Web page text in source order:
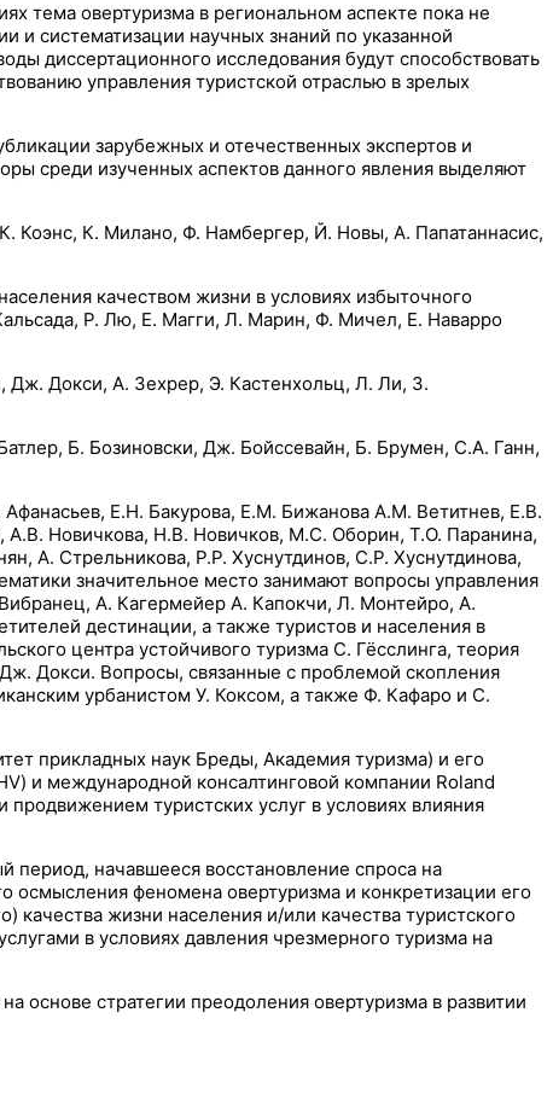
тема овертуризма в региональном аспекте пока не
и систематизации научных знаний по указанной
диссертационного исследования будут способствовать
управления туристской отраслью в зрелых
зарубежных и отечественных экспертов и
среди изученных аспектов данного явления выделяют
Коэнс, К. Милано, Ф. Намбергер, Й. Новы, А. Папатаннасис,
качеством жизни в условиях избыточного
Р. Лю, Е. Магги, Л. Марин, Ф. Мичел, Е. Наварро
Дж. Докси, А. Зехрер, Э. Кастенхольц, Л. Ли, З.
Б. Бозиновски, Дж. Бойссевайн, Б. Брумен, С.А. Ганн,
Е.Н. Бакурова, Е.М. Бижанова А.М. Ветитнев, Е.В.
Новичкова, Н.В. Новичков, М.С. Оборин, Т.О. Паранина,
А. Стрельникова, Р.Р. Хуснутдинов, С.Р. Хуснутдинова,
значительное место занимают вопросы управления
А. Кагермейер А. Капокчи, Л. Монтейро, A.
дестинации, а также туристов и населения в
центра устойчивого туризма С. Гёсслинга, теория
Докси. Вопросы, связанные с проблемой скопления
урбанистом У. Коксом, а также Ф. Кафаро и C.
прикладных наук Бреды, Академия туризма) и его
и международной консалтинговой компании Roland
туристских услуг в условиях влияния
период, начавшееся восстановление спроса на
осмысления феномена овертуризма и конкретизации его
жизни населения и/или качества туристского
в условиях давления чрезмерного туризма на
основе стратегии преодоления овертуризма в развитии